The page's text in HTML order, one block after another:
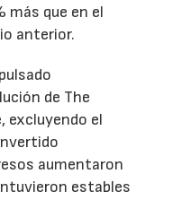
más que en el
anterior.
de The
excluyendo el
aumentaron
estables